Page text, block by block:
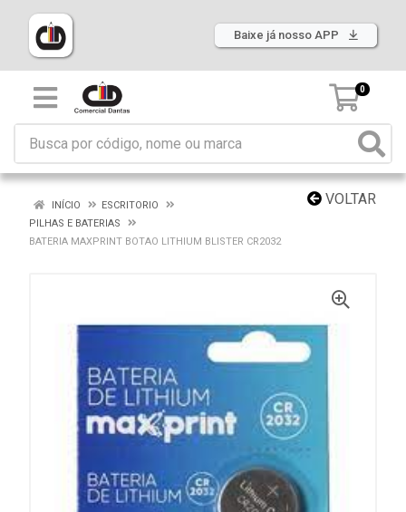
Baixe já nosso APP
0
VOLTAR
INÍCIO
ESCRITORIO
PILHAS E BATERIAS
BATERIA MAXPRINT BOTAO LITHIUM BLISTER CR2032